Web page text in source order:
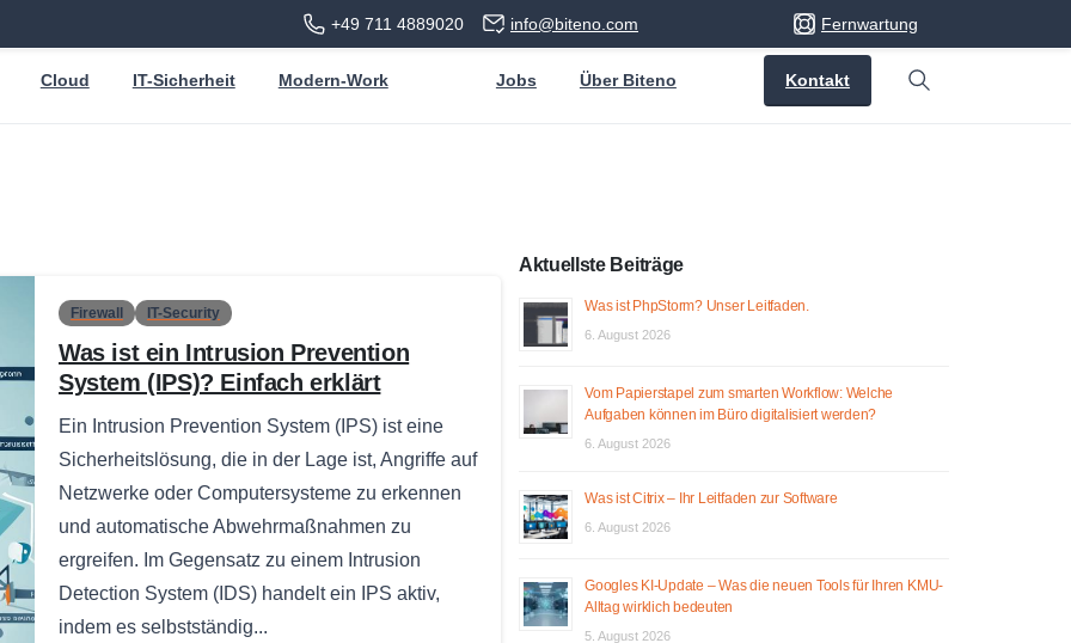
+49 711 4889020 info@biteno.com Fernwartung
Cloud IT-Sicherheit Modern-Work Jobs Über Biteno Kontakt
Search
Firewall IT-Security
Was ist ein Intrusion Prevention
System (IPS)? Einfach erklärt
Ein Intrusion Prevention System (IPS) ist eine
Sicherheitslösung, die in der Lage ist, Angriffe auf
Netzwerke oder Computersysteme zu erkennen
und automatische Abwehrmaßnahmen zu
ergreifen. Im Gegensatz zu einem Intrusion
Detection System (IDS) handelt ein IPS aktiv,
indem es selbstständig...
Aktuellste Beiträge
Was ist PhpStorm? Unser Leitfaden.
6. August 2026
Vom Papierstapel zum smarten Workflow: Welche
Aufgaben können im Büro digitalisiert werden?
6. August 2026
Was ist Citrix – Ihr Leitfaden zur Software
6. August 2026
Googles KI-Update – Was die neuen Tools für Ihren KMU-
Alltag wirklich bedeuten
5. August 2026